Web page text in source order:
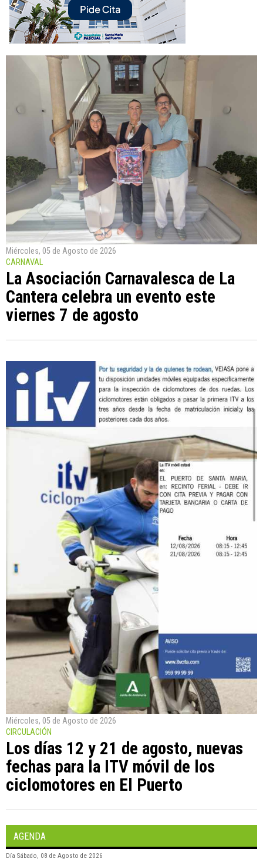
Miércoles, 05 de Agosto de 2026
CARNAVAL
La Asociación Carnavalesca de La
Cantera celebra un evento este
viernes 7 de agosto
Miércoles, 05 de Agosto de 2026
CIRCULACIÓN
Los días 12 y 21 de agosto, nuevas
fechas para la ITV móvil de los
ciclomotores en El Puerto
AGENDA
Día Sábado, 08 de Agosto de 2026